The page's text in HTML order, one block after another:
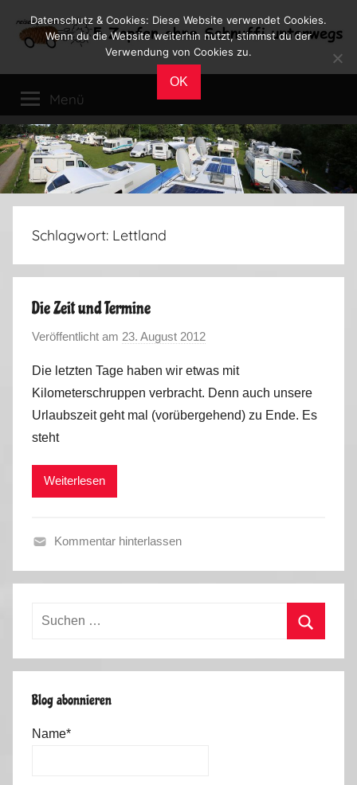
Inhalt
Reiseblog
Leben
im
Wohnmobil
Menü
Schlagwort: Lettland
Die Zeit und Termine
Veröffentlicht am 23. August 2012
n
M
a
Die letzten Tage haben wir etwas mit
Kilometerschruppen verbracht. Denn auch unsere
Urlaubszeit geht mal (vorübergehend) zu Ende. Es
steht
Weiterlesen
o
r
l
Kommentar hinterlassen
Suchen
Blog abonnieren
Name*
Datenschutz & Cookies: Diese Website verwendet Cookies.
Wenn du die Website weiterhin nutzt, stimmst du der
Verwendung von Cookies zu.
OK